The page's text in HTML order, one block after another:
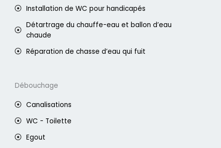
Installation de WC pour handicapés
Détartrage du chauffe-eau et ballon d’eau
chaude
Réparation de chasse d’eau qui fuit
Débouchage
Canalisations
WC - Toilette
Egout